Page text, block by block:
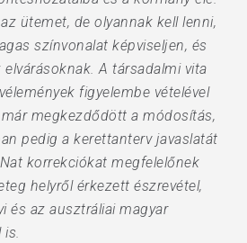
ütemet, de olyannak kell lenni,
színvonalat képviseljen, és
elvárásoknak. A társadalmi vita
figyelembe vételével
megkezdődött a módosítás,
pedig a kerettanterv javaslatát
korrekciókat megfelelőnek
helyről érkezett észrevétel,
és az ausztráliai magyar
is.